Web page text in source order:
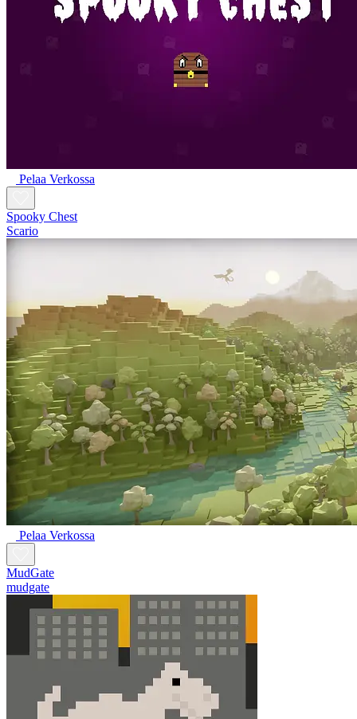
Pelaa Verkossa
Spooky Chest
Scario
Pelaa Verkossa
MudGate
mudgate